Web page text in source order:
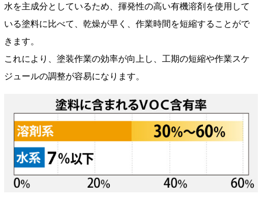
水を主成分としているため、揮発性の高い有機溶剤を使用して
いる塗料に比べて、乾燥が早く、作業時間を短縮することがで
きます。
これにより、塗装作業の効率が向上し、工期の短縮や作業スケ
ジュールの調整が容易になります。